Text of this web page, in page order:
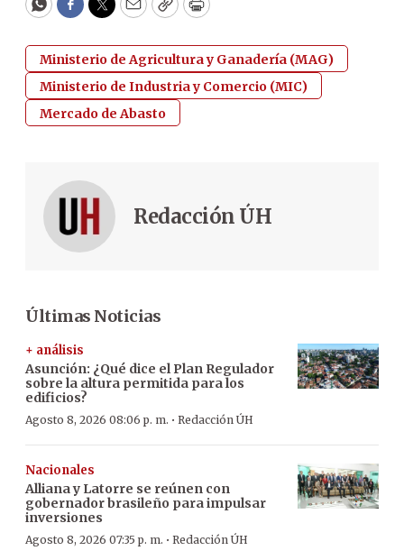
WhatsApp
Facebook
Twitter
EmailCopyPrint
Ministerio de Agricultura y Ganadería (MAG)
Ministerio de Industria y Comercio (MIC)
Mercado de Abasto
Redacción ÚH
Últimas Noticias
+ análisis
Asunción: ¿Qué dice el Plan Regulador
sobre la altura permitida para los
edificios?
Agosto 8, 2026 08:06 p. m. · Redacción ÚH
Nacionales
Alliana y Latorre se reúnen con
gobernador brasileño para impulsar
inversiones
Agosto 8, 2026 07:35 p. m. · Redacción ÚH